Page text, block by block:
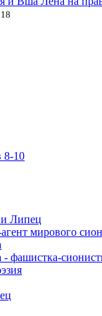
18
8-10
Липец
мирового
фашистка-